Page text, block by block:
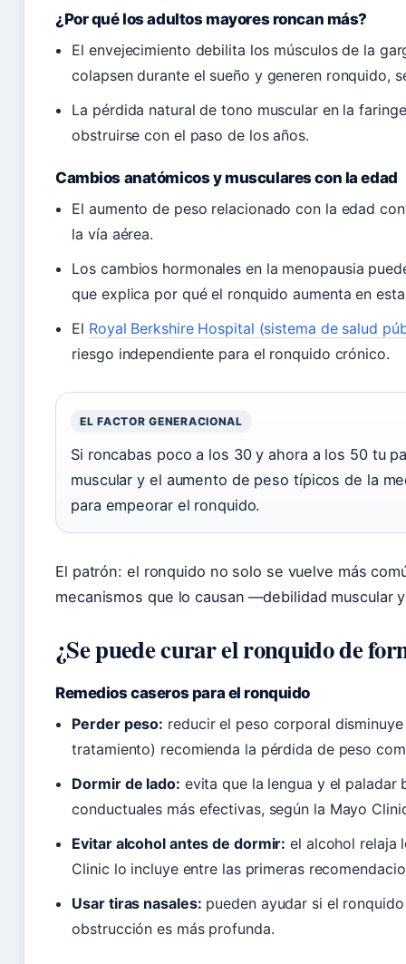
¿Por qué los adultos mayores roncan más?
El envejecimiento debilita los músculos de la
colapsen durante el sueño y generen ronquido,
La pérdida natural de tono muscular en la
obstruirse con el paso de los años.
Cambios anatómicos y musculares con la edad
El aumento de peso relacionado con la edad
la vía aérea.
Los cambios hormonales en la menopausia
que explica por qué el ronquido aumenta en
El Royal Berkshire Hospital (sistema de salud
riesgo independiente para el ronquido crónico.
EL FACTOR GENERACIONAL
Si roncabas poco a los 30 y ahora a los 50 tu
muscular y el aumento de peso típicos de la
para empeorar el ronquido.
El patrón: el ronquido no solo se vuelve más
mecanismos que lo causan —debilidad
¿Se puede curar el ronquido de
Remedios caseros para el ronquido
Perder peso: reducir el peso corporal
tratamiento) recomienda la pérdida de peso
Dormir de lado: evita que la lengua y el paladar
conductuales más efectivas, según la Mayo
Evitar alcohol antes de dormir: el alcohol relaja
Clinic lo incluye entre las primeras
Usar tiras nasales: pueden ayudar si el
obstrucción es más profunda.